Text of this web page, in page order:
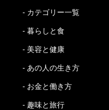
- カテゴリー一覧
- 暮らしと食
- 美容と健康
- あの人の生き方
- お金と働き方
- 趣味と旅行